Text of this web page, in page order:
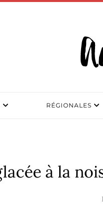
RÉGIONALES
à la